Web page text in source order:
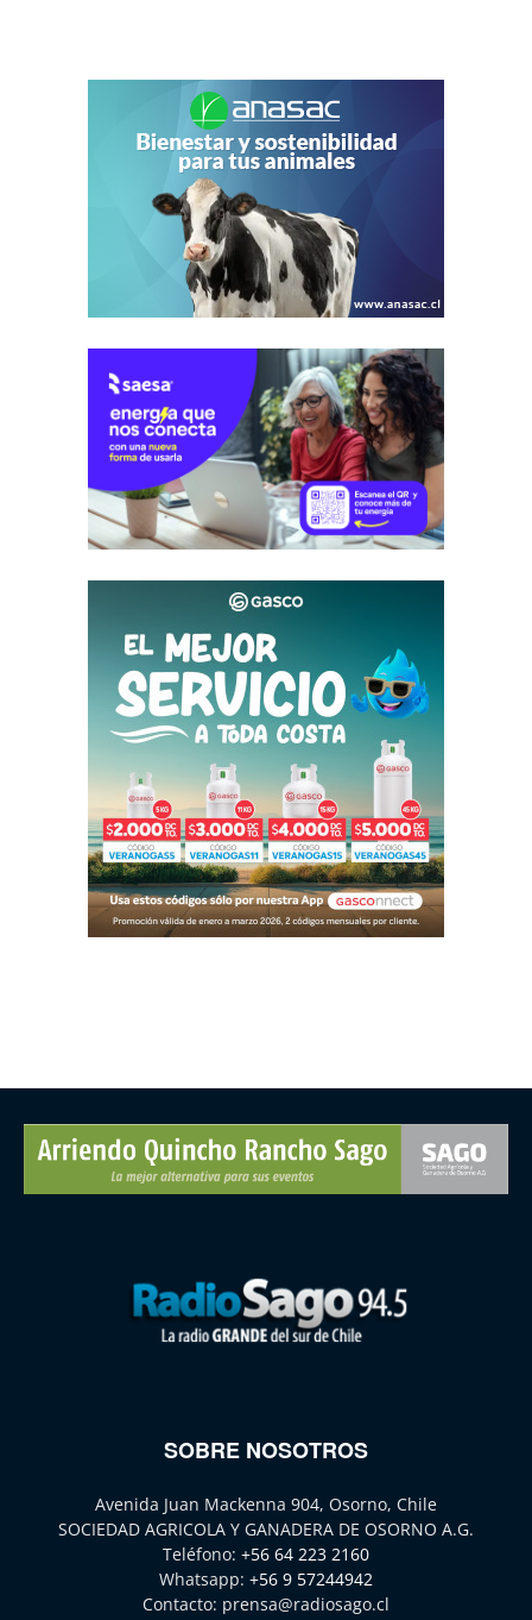
SOBRE NOSOTROS
Avenida Juan Mackenna 904, Osorno, Chile
SOCIEDAD AGRICOLA Y GANADERA DE OSORNO A.G.
Teléfono: +56 64 223 2160
Whatsapp: +56 9 57244942
Contacto: prensa@radiosago.cl